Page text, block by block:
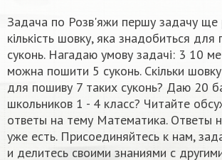
Задача по Розв'яжи першу задачу ще
кількість шовку, яка знадобиться
суконь. Нагадаю умову задачі: 3 10
можна пошити 5 суконь. Скільки
для пошиву 7 таких суконь? Даю 20
школьников 1 - 4 класс? Читайте
ответы на тему Математика. Ответы
уже есть. Присоединяйтесь к нам,
и делитесь своими знаниями с